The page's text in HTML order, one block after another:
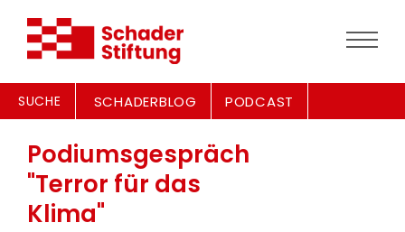
SUCHE SCHADERBLOG PODCAST
Podiumsgespräch
"Terror für das
Klima"